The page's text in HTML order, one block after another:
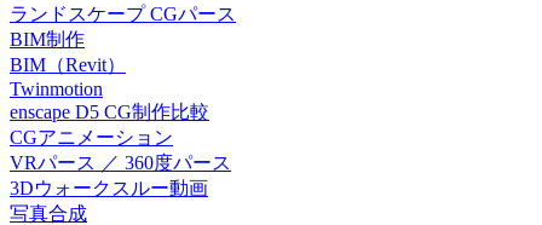
ランドスケープ CGパース
BIM制作
BIM（Revit）
Twinmotion
enscape D5 CG制作比較
CGアニメーション
VRパース ／ 360度パース
3Dウォークスルー動画
写真合成